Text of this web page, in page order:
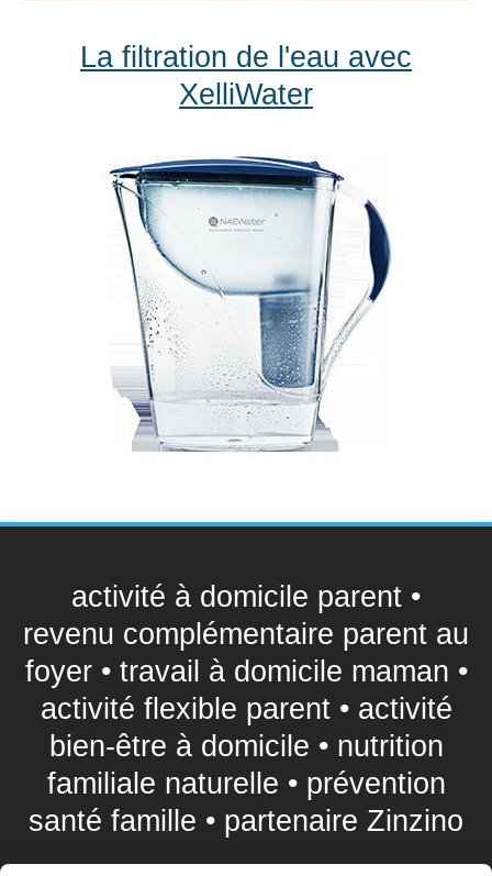
La filtration de l'eau avec
XelliWater
activité à domicile parent •
revenu complémentaire parent au
foyer • travail à domicile maman •
activité flexible parent • activité
bien-être à domicile • nutrition
familiale naturelle • prévention
santé famille • partenaire Zinzino